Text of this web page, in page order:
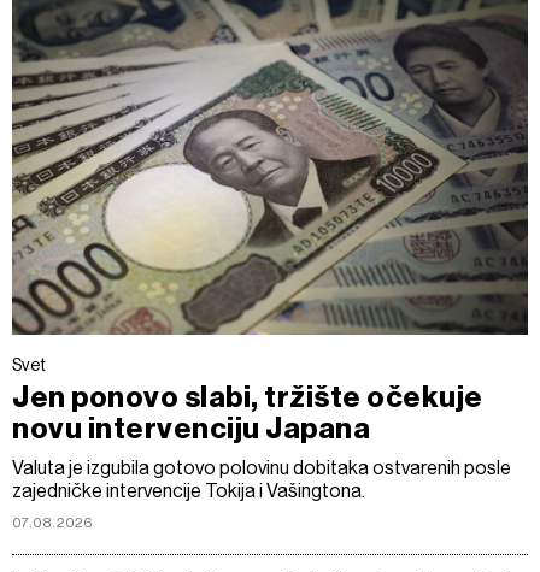
Svet
Jen ponovo slabi, tržište očekuje
novu intervenciju Japana
Valuta je izgubila gotovo polovinu dobitaka ostvarenih posle
zajedničke intervencije Tokija i Vašingtona.
07.08.2026